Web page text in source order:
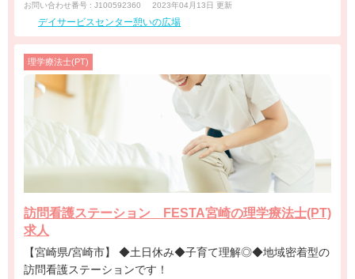
お問い合わせ番号 : J100592360 2023年04月13日 更新
デイサービスセンター憩いの広場
理学療法士(PT)
訪問看護ステーション FESTA宮崎の理学療法士(PT)
求人
【宮崎県/宮崎市】 ◆土日休み◆子育て理解◎◆地域密着型の
訪問看護ステーションです！